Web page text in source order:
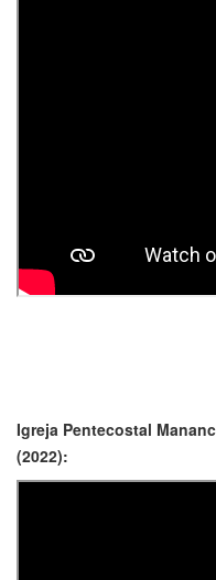
Igreja Pentecostal
(2022):